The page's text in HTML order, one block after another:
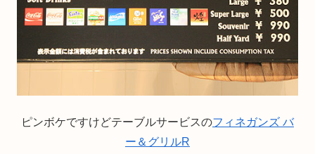
ピンボケですけどテーブルサービスのフィネガンズ バ
ー＆グリルR